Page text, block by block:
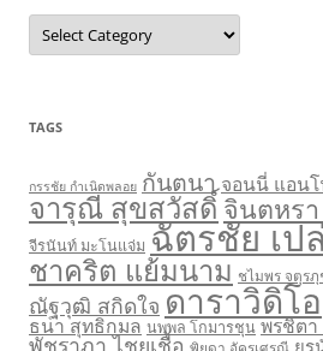
C
t
r
i
TAGS
กรรชัย กำเนิดพลอย กันตนา จอนนี่ แอนโ
จารุณี สุขสวัสดิ์ จินตหร
จีรนันท์ มะโนแจ่ม ฉัตรชัย เป
ชาคริต แย้มนาม ชไมพร จตุร
ณัฐวุฒิ สกิดใจ ดาราวิดิโอ
ธนา สุทธิกมล นพพล โกมารชุน พรชิต
พัชราภา ไชยเชื้อ ยุร